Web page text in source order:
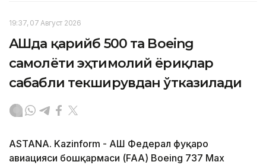
19:37, 07 Август 2026
АҚШда қарийб 500 та Boeing
самолёти эҳтимолий ёриқлар
сабабли текширувдан ўтказилади
ASTANA. Kazinform - АҚШ Федерал фуқаро
авиацияси бошқармаси (FAA) Boeing 737 Max